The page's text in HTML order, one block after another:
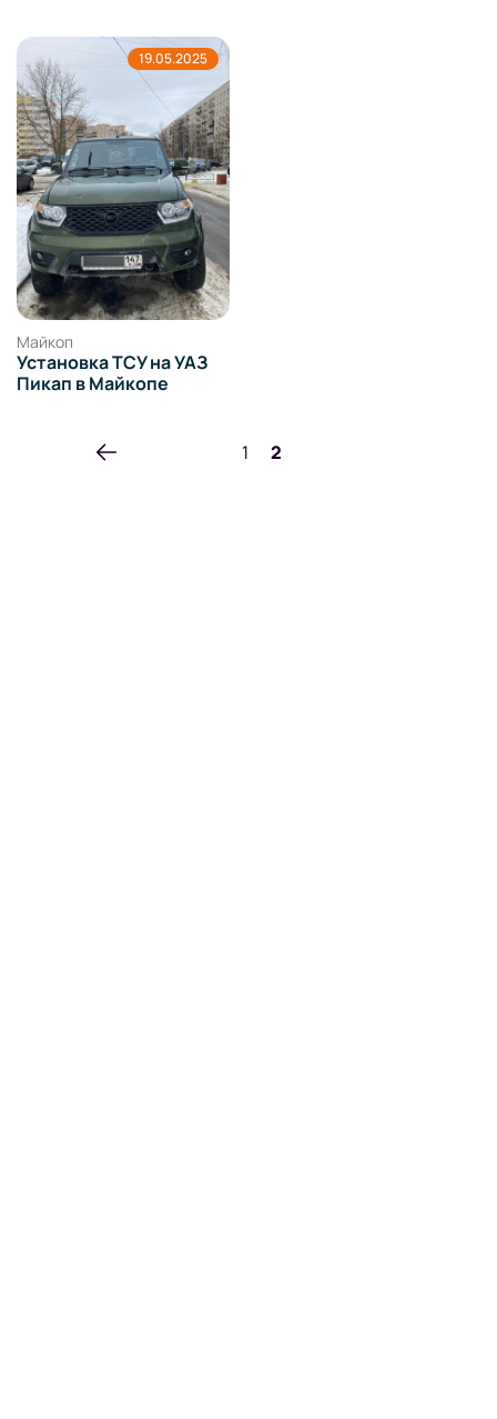
19.05.2025
Майкоп
Установка ТСУ на УАЗ
Пикап в Майкопе
Пагинация
1 2